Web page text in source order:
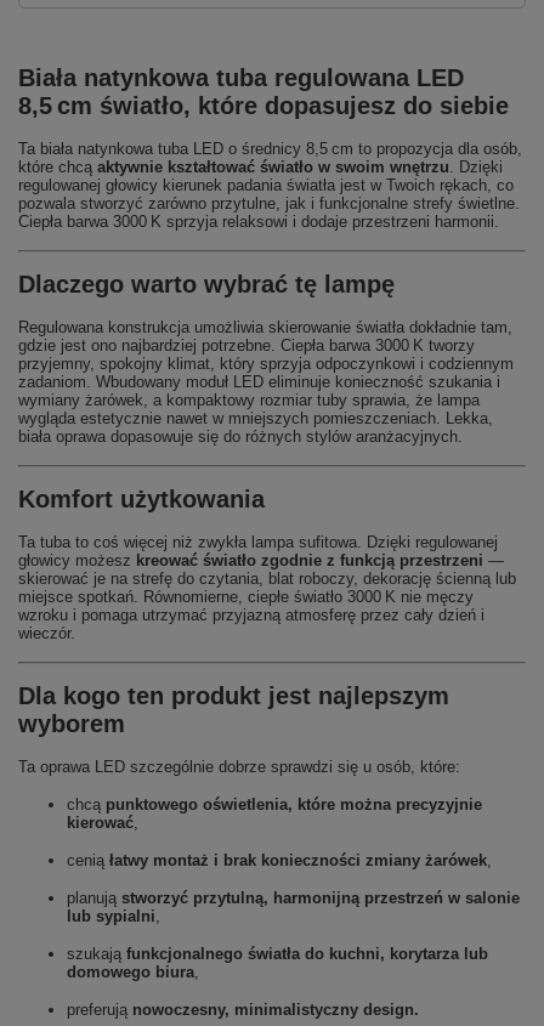
Biała natynkowa tuba regulowana LED
8,5 cm światło, które dopasujesz do siebie
Ta biała natynkowa tuba LED o średnicy 8,5 cm to propozycja dla osób,
które chcą aktywnie kształtować światło w swoim wnętrzu. Dzięki
regulowanej głowicy kierunek padania światła jest w Twoich rękach, co
pozwala stworzyć zarówno przytulne, jak i funkcjonalne strefy świetlne.
Ciepła barwa 3000 K sprzyja relaksowi i dodaje przestrzeni harmonii.
Dlaczego warto wybrać tę lampę
Regulowana konstrukcja umożliwia skierowanie światła dokładnie tam,
gdzie jest ono najbardziej potrzebne. Ciepła barwa 3000 K tworzy
przyjemny, spokojny klimat, który sprzyja odpoczynkowi i codziennym
zadaniom. Wbudowany moduł LED eliminuje konieczność szukania i
wymiany żarówek, a kompaktowy rozmiar tuby sprawia, że lampa
wygląda estetycznie nawet w mniejszych pomieszczeniach. Lekka,
biała oprawa dopasowuje się do różnych stylów aranżacyjnych.
Komfort użytkowania
Ta tuba to coś więcej niż zwykła lampa sufitowa. Dzięki regulowanej
głowicy możesz kreować światło zgodnie z funkcją przestrzeni —
skierować je na strefę do czytania, blat roboczy, dekorację ścienną lub
miejsce spotkań. Równomierne, ciepłe światło 3000 K nie męczy
wzroku i pomaga utrzymać przyjazną atmosferę przez cały dzień i
wieczór.
Dla kogo ten produkt jest najlepszym
wyborem
Ta oprawa LED szczególnie dobrze sprawdzi się u osób, które:
chcą punktowego oświetlenia, które można precyzyjnie
kierować,
cenią łatwy montaż i brak konieczności zmiany żarówek,
planują stworzyć przytulną, harmonijną przestrzeń w salonie
lub sypialni,
szukają funkcjonalnego światła do kuchni, korytarza lub
domowego biura,
preferują nowoczesny, minimalistyczny design.